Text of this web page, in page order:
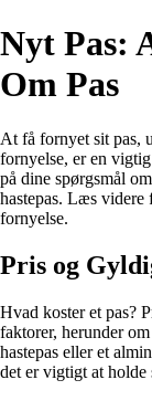
Nyt Pas:
Om Pas
At få fornyet sit pas,
fornyelse, er en
på dine spørgsmål
hastepas. Læs videre
fornyelse.
Pris og
Hvad koster et pas?
faktorer, herunder
hastepas eller et
det er vigtigt at holde